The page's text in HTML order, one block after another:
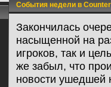
События недели в
Закончилась
насыщенной на
игроков, так и
же забыл, что
новости ушедшей